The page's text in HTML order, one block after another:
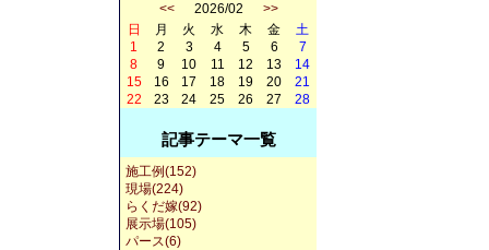
<<2026/02 >>
日
月 火 水 木 金
土
1
2 3 4 5 6
7
8
9 10 11 12 13
14
15
16 17 18 19 20
21
22
23 24 25 26 27 28
記事テーマ一覧
施工例(152)
現場(224)
らくだ嫁(92)
展示場(105)
パース(6)